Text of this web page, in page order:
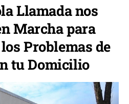
Llamada nos
Marcha para
Problemas de
tu Domicilio